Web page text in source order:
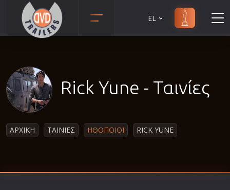
Αισθησιακές
Β' Παγκόσμιος Πόλεμος
Δραματικές
EL
Rick Yune - Ταινίες
ΑΡΧΙΚΗ ΤΑΙΝΙΕΣ ΗΘΟΠΟΙΟΙ RICK YUNE